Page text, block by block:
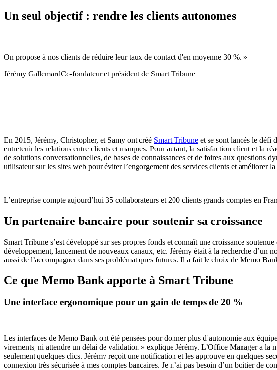
Un seul objectif : rendre les clients autonomes
On propose à nos clients de réduire leur taux de contact d'en moyenne 30 %. »
Jérémy GallemardCo-fondateur et président de Smart Tribune
En 2015, Jérémy, Christopher, et Samy ont créé Smart Tribune et se sont lancés le défi
entretenir les relations entre clients et marques. Pour autant, la satisfaction client et la
de solutions conversationnelles, de bases de connaissances et de foires aux questions
utilisateur sur les sites web pour éviter l’engorgement des services clients et améliorer
L’entreprise compte aujourd’hui 35 collaborateurs et 200 clients grands comptes en
Un partenaire bancaire pour soutenir sa croissance
Smart Tribune s’est développé sur ses propres fonds et connaît une croissance
développement, lancement de nouveaux canaux, etc. Jérémy était à la recherche d’un
aussi de l’accompagner dans ses problématiques futures. Il a fait le choix de Memo
Ce que Memo Bank apporte à Smart Tribune
Une interface ergonomique pour un gain de temps de 20 %
Les interfaces de Memo Bank ont été pensées pour donner plus d’autonomie aux
virements, ni attendre un délai de validation » explique Jérémy. L’Office Manager a la
seulement quelques clics. Jérémy reçoit une notification et les approuve en quelques
connexion très sécurisée à mes comptes bancaires. Je n’ai pas besoin d’un boitier de